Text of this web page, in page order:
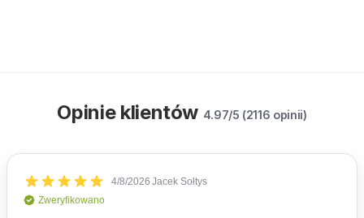
Opinie klientów 4.97/5 (2116 opinii)